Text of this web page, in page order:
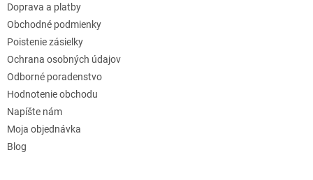
Doprava a platby
Obchodné podmienky
Poistenie zásielky
Ochrana osobných údajov
Odborné poradenstvo
Hodnotenie obchodu
Napíšte nám
Moja objednávka
Blog